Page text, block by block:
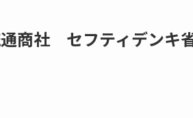
商社 セフティデンキ